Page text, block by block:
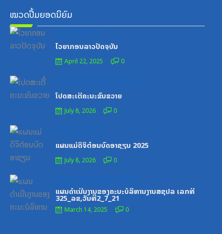
ໝວດປື້ມຍອດນິຍົມ
ໄວຍາກອນລາວປັດຈຸບັນ
April 22, 2025 0
ໂປດສະເຕີ້ຄະນະຂົນຂວາຍ
July 8, 2026 0
ແຜນແມ່ດິຈິຕ໋ອນບົດອາຊຽນ 2025
July 8, 2026 0
ແຜນດຳເນີນງານຂອງຄະນະບໍລິຫານງານສຊປລ ເລກທີ
325_ລຂ,ວັນທີ2_7_21
on
March 14, 2025 0